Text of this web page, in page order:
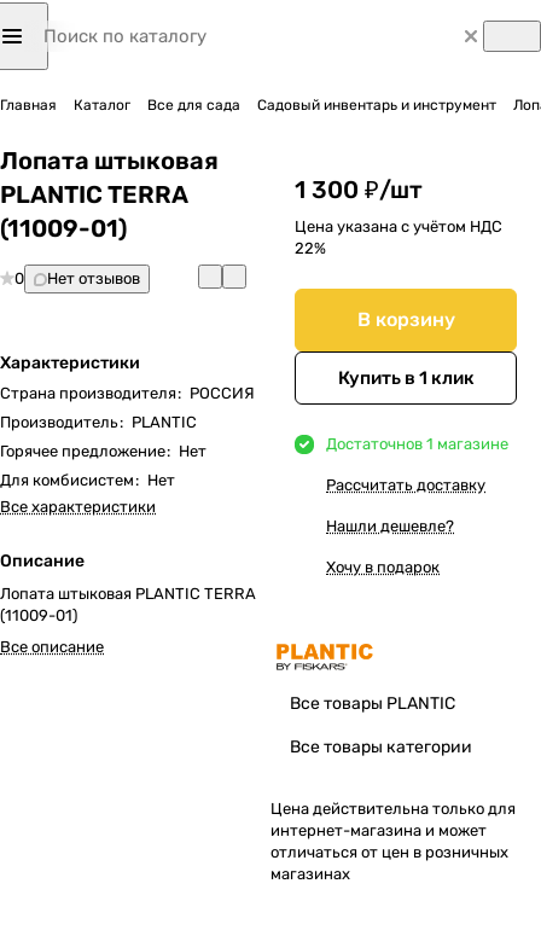
Главная Каталог Все для сада Садовый инвентарь и инструмент
Лопата штыковая
PLANTIC TERRA
(11009-01)
0 Нет отзывов
Характеристики
Страна производителя: РОССИЯ
Производитель: PLANTIC
Горячее предложение: Нет
Для комбисистем: Нет
Все характеристики
Описание
Лопата штыковая PLANTIC TERRA
(11009-01)
Все описание
1 300 ₽/шт
Цена указана с учётом НДС
22%
В корзину
Купить в 1 клик
Достаточнов 1 магазине
Рассчитать доставку
Нашли дешевле?
Хочу в подарок
Все товары PLANTIC
Все товары категории
Цена действительна только для
интернет-магазина и может
отличаться от цен в розничных
магазинах